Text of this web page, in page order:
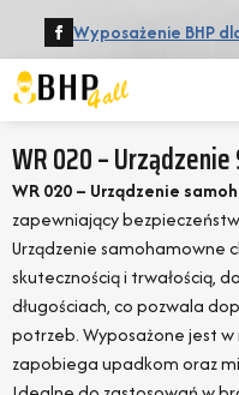
Wyposażenie BHP
WR 020 –
WR 020 – Urządzenie
zapewniający
Urządzenie samohamowne
skutecznością i trwałością,
długościach, co pozwala
potrzeb. Wyposażone jest
zapobiega upadkom oraz